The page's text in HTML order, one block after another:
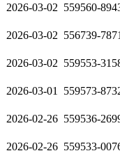
2026-03-02 559560-
2026-03-02 556739-
2026-03-02 559553-
2026-03-01 559573-
2026-02-26 559536-
2026-02-26 559533-